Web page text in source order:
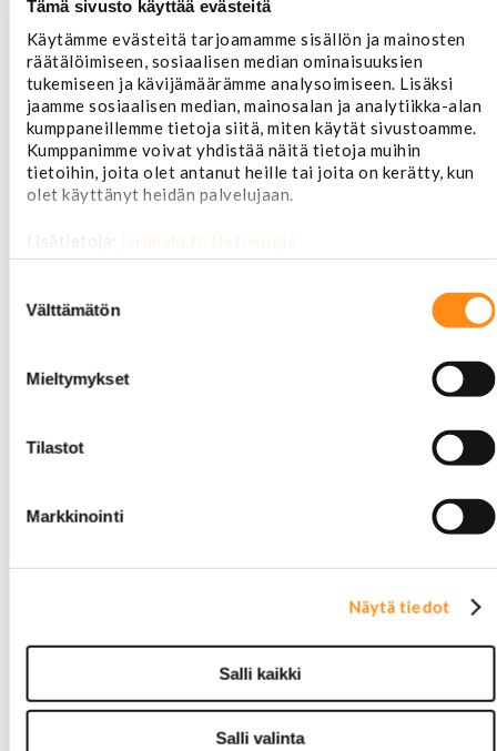
Tämä sivusto käyttää evästeitä
Käytämme evästeitä tarjoamamme sisällön ja mainosten
räätälöimiseen, sosiaalisen median ominaisuuksien
tukemiseen ja kävijämäärämme analysoimiseen. Lisäksi
jaamme sosiaalisen median, mainosalan ja analytiikka-alan
kumppaneillemme tietoja siitä, miten käytät sivustoamme.
Kumppanimme voivat yhdistää näitä tietoja muihin
tietoihin, joita olet antanut heille tai joita on kerätty, kun
olet käyttänyt heidän palvelujaan.
Lisätietoja: jarimaki.fi/tietosuoja
valinta
Välttämätön
Mieltymykset
Tilastot
Markkinointi
Näytä tiedot
Salli kaikki
Salli valinta
Raitisilmasuodattimet
Öljyt, nesteet & maalit
Vaihteistoöljyt
Jarrunesteet
Moottoriöljyt
Liimat ja massat
Muut nesteet
Maalit
Ford
Chrysler